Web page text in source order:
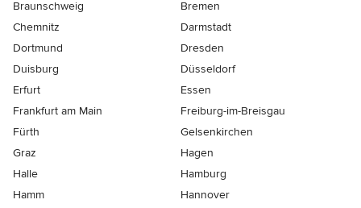
Braunschweig
Bremen
Chemnitz
Darmstadt
Dortmund
Dresden
Duisburg
Düsseldorf
Erfurt
Essen
Frankfurt am Main
Freiburg-im-Breisgau
Fürth
Gelsenkirchen
Graz
Hagen
Halle
Hamburg
Hamm
Hannover